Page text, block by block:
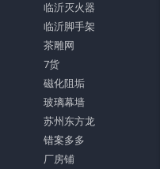
临沂灭火器
临沂脚手架
茶雕网
7货
磁化阻垢
玻璃幕墙
苏州东方龙
错案多多
厂房铺